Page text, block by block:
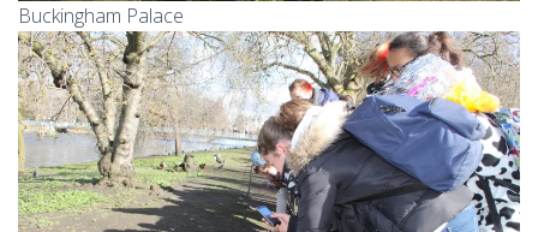
Buckingham Palace